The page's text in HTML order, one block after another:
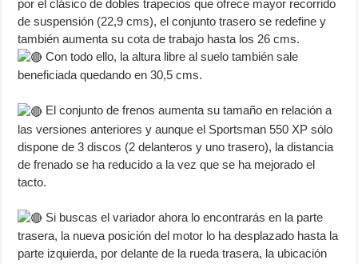
por el clásico de dobles trapecios que ofrece mayor recorrido
de suspensión (22,9 cms), el conjunto trasero se redefine y
también aumenta su cota de trabajo hasta los 26 cms.
Con todo ello, la altura libre al suelo también sale
beneficiada quedando en 30,5 cms.
El conjunto de frenos aumenta su tamaño en relación a
las versiones anteriores y aunque el Sportsman 550 XP sólo
dispone de 3 discos (2 delanteros y uno trasero), la distancia
de frenado se ha reducido a la vez que se ha mejorado el
tacto.
Si buscas el variador ahora lo encontrarás en la parte
trasera, la nueva posición del motor lo ha desplazado hasta la
parte izquierda, por delante de la rueda trasera, la ubicación